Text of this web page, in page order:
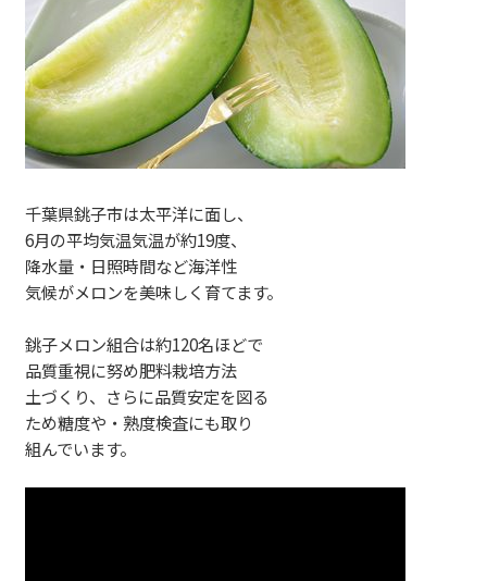
千葉県銚子市は太平洋に面し、
6月の平均気温気温が約19度、
降水量・日照時間など海洋性
気候がメロンを美味しく育てます。
銚子メロン組合は約120名ほどで
品質重視に努め肥料栽培方法
土づくり、さらに品質安定を図る
ため糖度や・熟度検査にも取り
組んでいます。